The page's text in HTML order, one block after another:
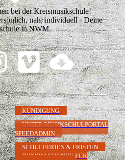
bei der Kreismusikschule!
nah, individuell - Deine
in NWM.
KÜNDIGUNG
UNSER MUSIKSCHULPORTAL
SPEEDADMIN
SCHULFERIEN & FRISTEN
INFORMATIONEN FÜR